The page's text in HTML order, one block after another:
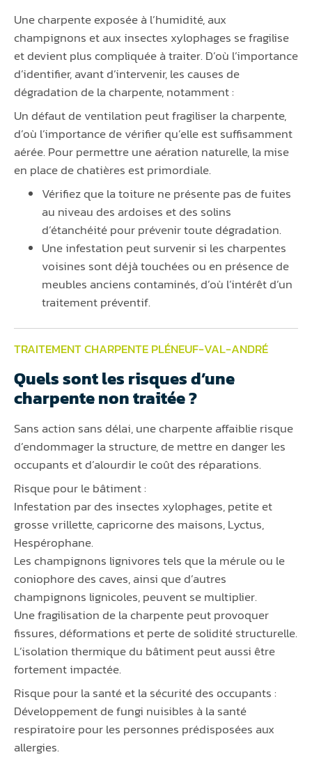
Une charpente exposée à l’humidité, aux
champignons et aux insectes xylophages se fragilise
et devient plus compliquée à traiter. D’où l’importance
d’identifier, avant d’intervenir, les causes de
dégradation de la charpente, notamment :
Un défaut de ventilation peut fragiliser la charpente,
d’où l’importance de vérifier qu’elle est suffisamment
aérée. Pour permettre une aération naturelle, la mise
en place de chatières est primordiale.
Vérifiez que la toiture ne présente pas de fuites
au niveau des ardoises et des solins
d’étanchéité pour prévenir toute dégradation.
Une infestation peut survenir si les charpentes
voisines sont déjà touchées ou en présence de
meubles anciens contaminés, d’où l’intérêt d’un
traitement préventif.
TRAITEMENT CHARPENTE PLÉNEUF-VAL-ANDRÉ
Quels sont les risques d’une
charpente non traitée ?
Sans action sans délai, une charpente affaiblie risque
d’endommager la structure, de mettre en danger les
occupants et d’alourdir le coût des réparations.
Risque pour le bâtiment :
Infestation par des insectes xylophages, petite et
grosse vrillette, capricorne des maisons, Lyctus,
Hespérophane.
Les champignons lignivores tels que la mérule ou le
coniophore des caves, ainsi que d’autres
champignons lignicoles, peuvent se multiplier.
Une fragilisation de la charpente peut provoquer
fissures, déformations et perte de solidité structurelle.
L’isolation thermique du bâtiment peut aussi être
fortement impactée.
Risque pour la santé et la sécurité des occupants :
Développement de fungi nuisibles à la santé
respiratoire pour les personnes prédisposées aux
allergies.